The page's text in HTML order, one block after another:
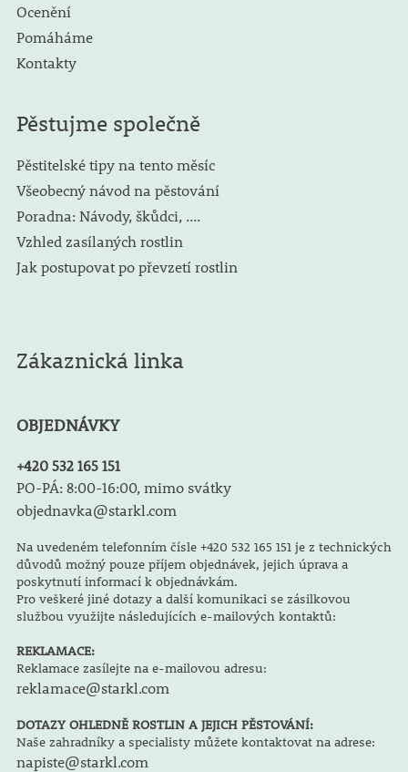
Ocenění
Pomáháme
Kontakty
Pěstujme společně
Pěstitelské tipy na tento měsíc
Všeobecný návod na pěstování
Poradna: Návody, škůdci, ....
Vzhled zasílaných rostlin
Jak postupovat po převzetí rostlin
Zákaznická linka
OBJEDNÁVKY
+420 532 165 151
PO-PÁ: 8:00-16:00, mimo svátky
objednavka@starkl.com
Na uvedeném telefonním čísle +420 532 165 151 je z technických
důvodů možný pouze příjem objednávek, jejich úprava a
poskytnutí informací k objednávkám.
Pro veškeré jiné dotazy a další komunikaci se zásilkovou
službou využijte následujících e-mailových kontaktů:
REKLAMACE:
Reklamace zasílejte na e-mailovou adresu:
reklamace@starkl.com
DOTAZY OHLEDNĚ ROSTLIN A JEJICH PĚSTOVÁNÍ:
Naše zahradníky a specialisty můžete kontaktovat na adrese:
napiste@starkl.com